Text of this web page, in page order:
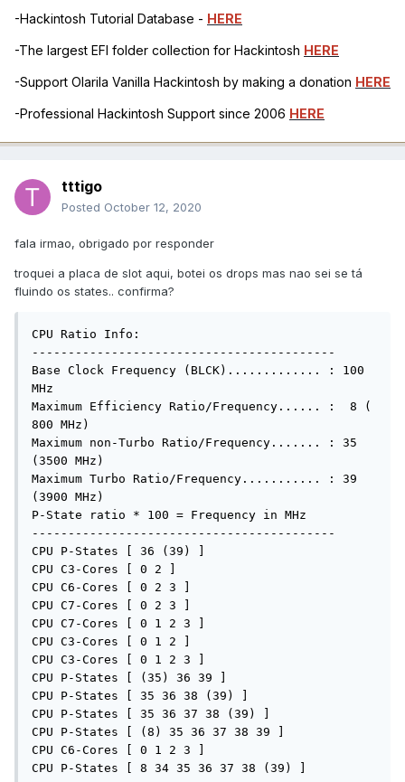
-Hackintosh Tutorial Database - HERE
-The largest EFI folder collection for Hackintosh HERE
-Support Olarila Vanilla Hackintosh by making a donation HERE
-Professional Hackintosh Support since 2006 HERE
tttigo
Posted October 12, 2020
fala irmao, obrigado por responder
troquei a placa de slot aqui, botei os drops mas nao sei se tá
fluindo os states.. confirma?
CPU Ratio Info:
------------------------------------------
Base Clock Frequency (BLCK)............. : 100
MHz
Maximum Efficiency Ratio/Frequency...... :  8 (
800 MHz)
Maximum non-Turbo Ratio/Frequency....... : 35
(3500 MHz)
Maximum Turbo Ratio/Frequency........... : 39
(3900 MHz)
P-State ratio * 100 = Frequency in MHz
------------------------------------------
CPU P-States [ 36 (39) ]
CPU C3-Cores [ 0 2 ]
CPU C6-Cores [ 0 2 3 ]
CPU C7-Cores [ 0 2 3 ]
CPU C7-Cores [ 0 1 2 3 ]
CPU C3-Cores [ 0 1 2 ]
CPU C3-Cores [ 0 1 2 3 ]
CPU P-States [ (35) 36 39 ]
CPU P-States [ 35 36 38 (39) ]
CPU P-States [ 35 36 37 38 (39) ]
CPU P-States [ (8) 35 36 37 38 39 ]
CPU C6-Cores [ 0 1 2 3 ]
CPU P-States [ 8 34 35 36 37 38 (39) ]